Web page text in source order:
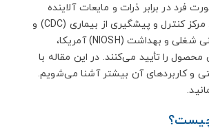
فرد در برابر ذرات و مایعات آلاینده
استفاده می‌کنند. مرکز کنترل و پیشگیری از بیماری (CDC) و
مؤسسه ملی ایمنی شغلی و بهداشت (NIOSH) آمریکا،
محصول را تأیید می‌کنند. در این مقاله با
و کاربردهای آن بیشتر آشنا می‌شویم.